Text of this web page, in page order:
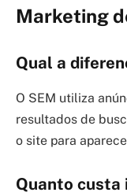
Marketing
Qual a
O SEM utiliza
resultados de
o site para
Quanto custa